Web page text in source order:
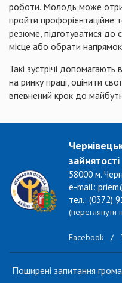
роботи. Молодь може
пройти профорієнтаційне
резюме, підготуватися до
місце або обрати
Такі зустрічі
на ринку праці, оцінити
впевнений крок до
зайнятості
58000 м.
e-mail:
тел.: (0372)
(переглянути
Facebook /
Поширені запитання